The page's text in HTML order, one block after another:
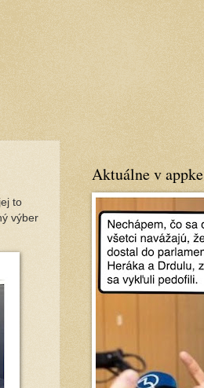
to
výber
Aktuálne v appke